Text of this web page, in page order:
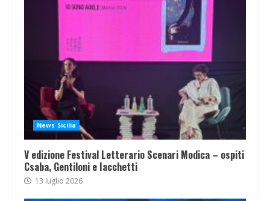
News Sicilia
V edizione Festival Letterario Scenari Modica – ospiti
Csaba, Gentiloni e Iacchetti
13 luglio 2026